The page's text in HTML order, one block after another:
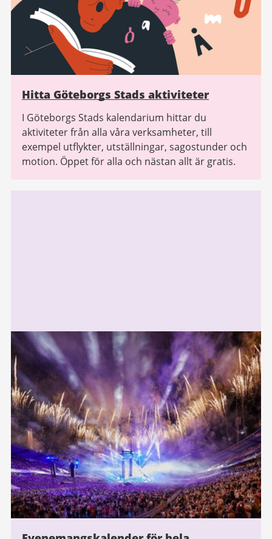
Hitta Göteborgs Stads aktiviteter
I Göteborgs Stads kalendarium hittar du
aktiviteter från alla våra verksamheter, till
exempel utflykter, utställningar, sagostunder och
motion. Öppet för alla och nästan allt är gratis.